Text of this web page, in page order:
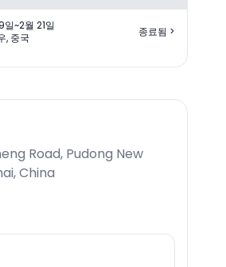
일~2월 21일
, 중국
종료됨 >
Road, Pudong New
China